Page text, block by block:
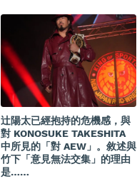
辻陽太已經抱持的危機感，與
對 KONOSUKE TAKESHITA
中所見的「對 AEW」。敘述與
竹下「意見無法交集」的理由
是……